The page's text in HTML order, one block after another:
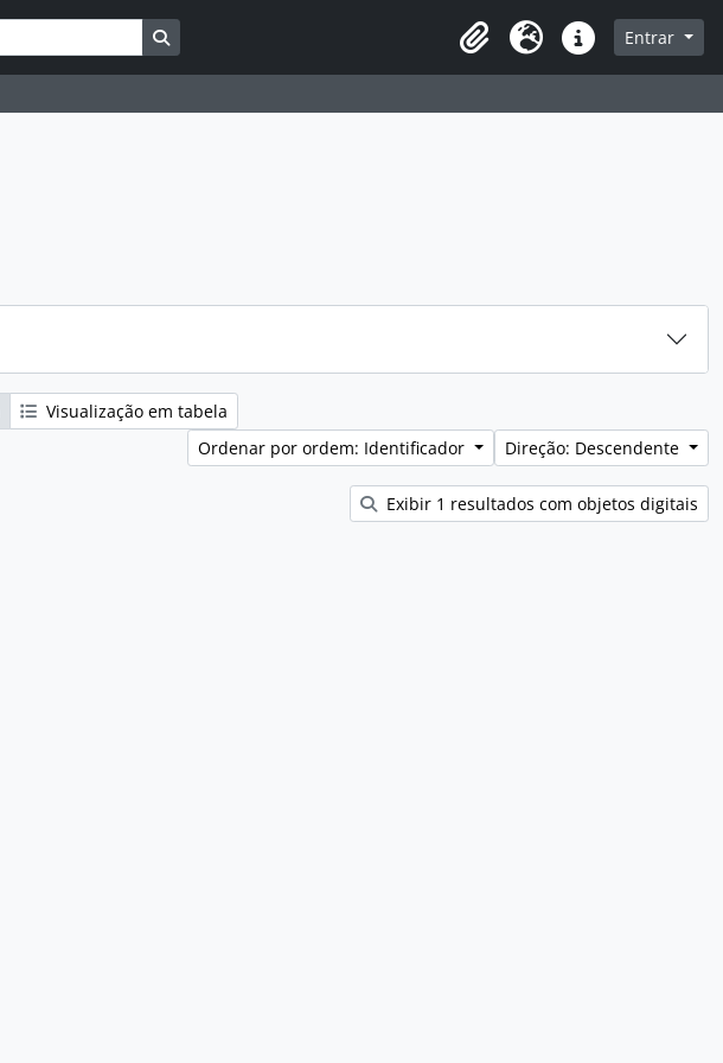
Busque na página de navegação
Idioma Ligações rápidas
Entrar
Visualização em tabela
Ordenar por ordem: Identificador
Direção: Descendente
Exibir 1 resultados com objetos digitais